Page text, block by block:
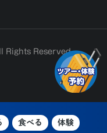
Rights Reserved.
食べる 体験